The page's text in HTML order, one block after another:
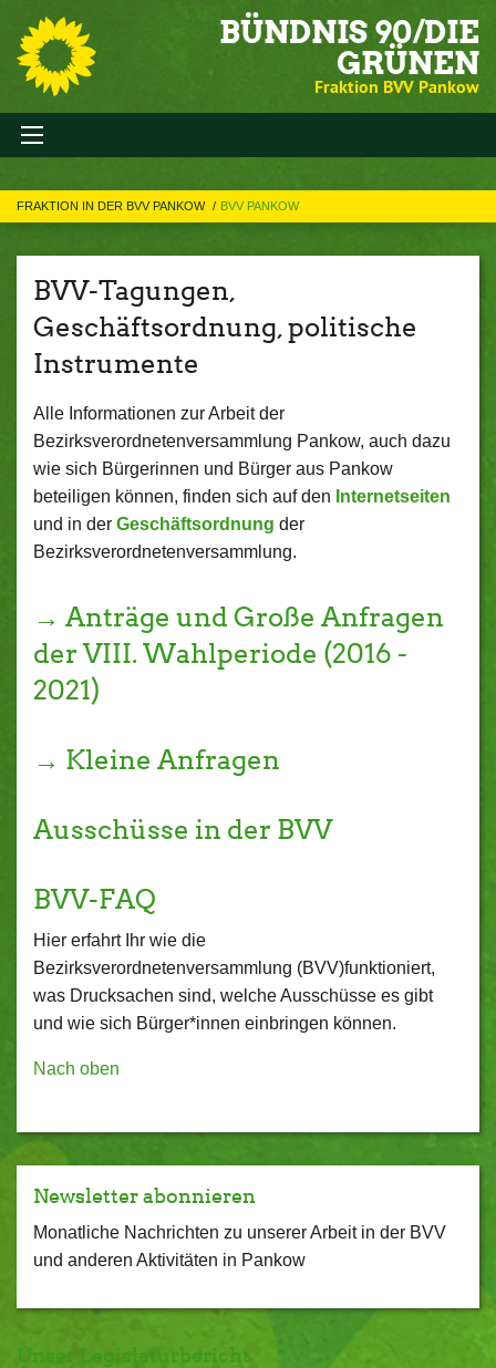
BÜNDNIS 90/DIE
GRÜNEN
Fraktion BVV Pankow
FRAKTION IN DER BVV PANKOW BVV PANKOW
BVV-Tagungen,
Geschäftsordnung, politische
Instrumente
Alle Informationen zur Arbeit der
Bezirksverordnetenversammlung Pankow, auch dazu
wie sich Bürgerinnen und Bürger aus Pankow
beteiligen können, finden sich auf den Internetseiten
und in der Geschäftsordnung der
Bezirksverordnetenversammlung.
→ Anträge und Große Anfragen
der VIII. Wahlperiode (2016 -
2021)
→ Kleine Anfragen
Ausschüsse in der BVV
BVV-FAQ
Hier erfahrt Ihr wie die
Bezirksverordnetenversammlung (BVV)funktioniert,
was Drucksachen sind, welche Ausschüsse es gibt
und wie sich Bürger*innen einbringen können.
Nach oben
Newsletter abonnieren
Monatliche Nachrichten zu unserer Arbeit in der BVV
und anderen Aktivitäten in Pankow
Unser Legislaturbericht